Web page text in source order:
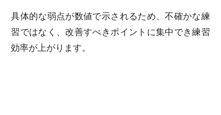
具体的な弱点が数値で示されるため、不確かな練
習ではなく、改善すべきポイントに集中でき練習
効率が上がります。